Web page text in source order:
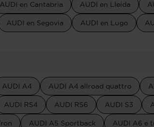
AUDI en Cantabria AUDI en Lleida
AUDI en Segovia AUDI en Lugo
AUDI A4 AUDI A4 allroad quattro
AUDI RS4 AUDI RS6 AUDI S3
AUDI A5 Sportback AUDI A6 e